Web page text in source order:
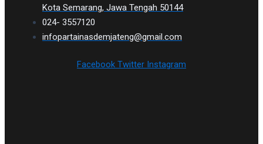
Kota Semarang, Jawa Tengah 50144
024- 3557120
infopartainasdemjateng@gmail.com
Facebook Twitter Instagram